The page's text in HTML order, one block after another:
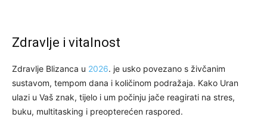
Zdravlje i vitalnost
Zdravlje Blizanca u 2026. je usko povezano s živčanim
sustavom, tempom dana i količinom podražaja. Kako Uran
ulazi u Vaš znak, tijelo i um počinju jače reagirati na stres,
buku, multitasking i preopterećen raspored.